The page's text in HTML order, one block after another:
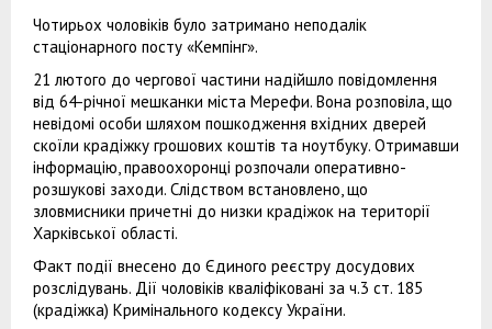
Чотирьох чоловіків було затримано неподалік
стаціонарного посту «Кемпінг».
21 лютого до чергової частини надійшло повідомлення
від 64-річної мешканки міста Мерефи. Вона розповіла, що
невідомі особи шляхом пошкодження вхідних дверей
скоїли крадіжку грошових коштів та ноутбуку. Отримавши
інформацію, правоохоронці розпочали оперативно-
розшукові заходи. Слідством встановлено, що
зловмисники причетні до низки крадіжок на території
Харківської області.
Факт події внесено до Єдиного реєстру досудових
розслідувань. Дії чоловіків кваліфіковані за ч.3 ст. 185
(крадіжка) Кримінального кодексу України.